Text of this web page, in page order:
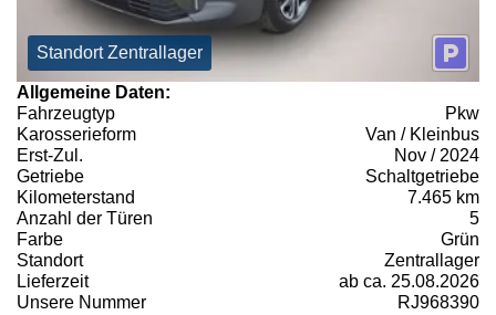
Standort Zentrallager
Allgemeine Daten:
Fahrzeugtyp
Pkw
Karosserieform
Van / Kleinbus
Erst-Zul.
Nov / 2024
Getriebe
Schaltgetriebe
Kilometerstand
7.465 km
Anzahl der Türen
5
Farbe
Grün
Standort
Zentrallager
Lieferzeit
ab ca. 25.08.2026
Unsere Nummer
RJ968390